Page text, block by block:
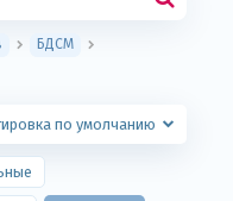
БДСМ
по умолчанию